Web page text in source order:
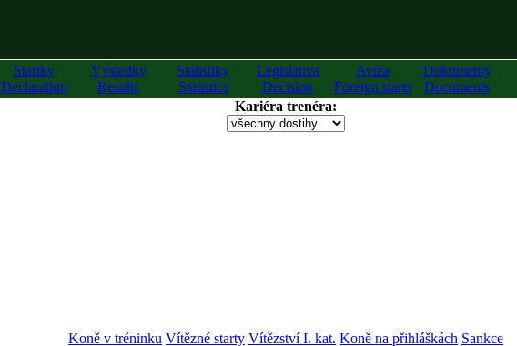
Startky
Declaration
Výsledky
Results
Statistiky
Statistics
Legislativa
Decision
Avíza
Foreign starts
Dokumenty
Documents
Kariéra trenéra:
Koně v tréninku Vítězné starty Vítězství I. kat. Koně na přihláškách Sankce